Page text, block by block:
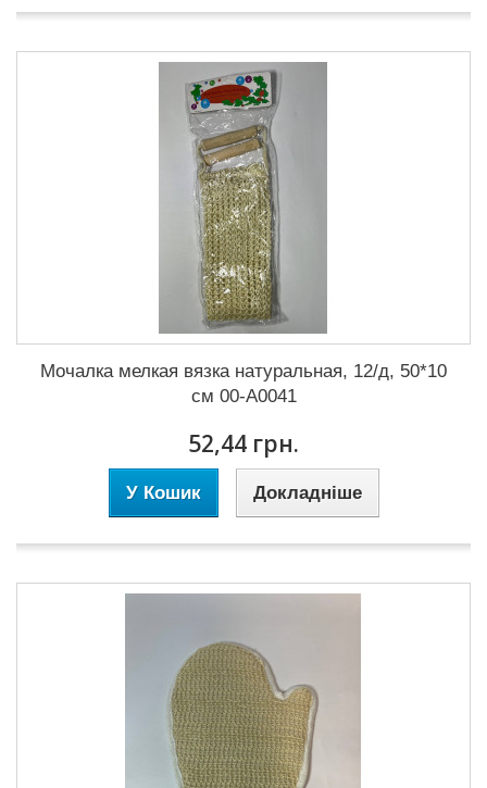
Мочалка мелкая вязка натуральная, 12/д, 50*10
см 00-А0041
52,44 грн.
У Кошик Докладніше